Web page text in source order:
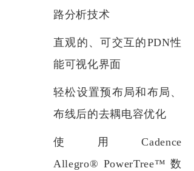
路分析技术
直观的、可交互的PDN性
能可视化界面
轻松设置预布局和布局、
布线后的去耦电容优化
使用Cadence
Allegro® PowerTree™ 数